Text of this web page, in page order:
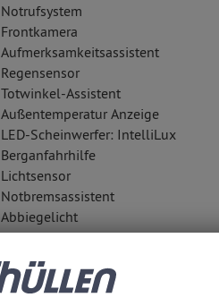
Notrufsystem
Frontkamera
Aufmerksamkeitsassistent
Regensensor
Totwinkel-Assistent
Außentemperatur Anzeige
LED-Scheinwerfer: IntelliLux
Berganfahrhilfe
Lichtsensor
Notbremsassistent
Abbiegelicht
Traktionskontrolle
Airbags
Kopfairbag vorn und hinten